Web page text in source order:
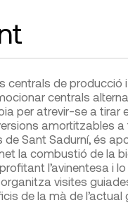
centrals de producció
centrals
per atrevir-se a tirar
amortitzables
Sant Sadurní, és
la combustió de la
l’avinentesa i
visites
de la mà de l’actual